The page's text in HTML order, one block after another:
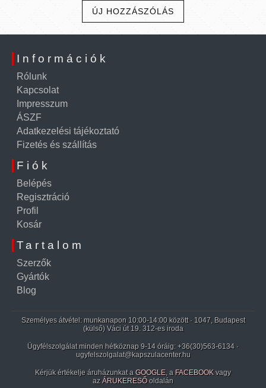
ÚJ HOZZÁSZÓLÁS
Információk
Rólunk
Kapcsolat
Impresszum
ÁSZF
Adatkezelési tájékoztató
Fizetés és szállítás
Fiók
Belépés
Regisztráció
Profil
Kosár
Tartalom
Szerzők
Gyártók
Blog
Személyes átvétel: munkanapon 10:00-14:00 között · 1047, Budapest
(külső) Váci út 19. 312-es iroda
Ügyfélszolgálat minden hétköznap 9-14 óráig: +36(30)563-6134 ·
ugyfelszolgalat@kapszulacenter.hu
Kérjük értékelje áruházunkat a GOOGLE, a FACEBOOK vagy
az ÁRUKERESŐ oldalán